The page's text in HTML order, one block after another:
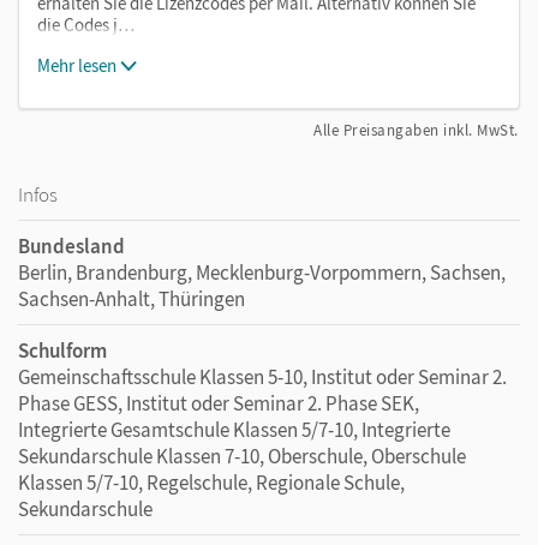
die Codes j…
Mehr lesen
Alle Preisangaben inkl. MwSt.
Infos
Bundesland
Berlin, Brandenburg, Mecklenburg-Vorpommern, Sachsen,
Sachsen-Anhalt, Thüringen
Schulform
Gemeinschaftsschule Klassen 5-10, Institut oder Seminar 2.
Phase GESS, Institut oder Seminar 2. Phase SEK,
Integrierte Gesamtschule Klassen 5/7-10, Integrierte
Sekundarschule Klassen 7-10, Oberschule, Oberschule
Klassen 5/7-10, Regelschule, Regionale Schule,
Sekundarschule